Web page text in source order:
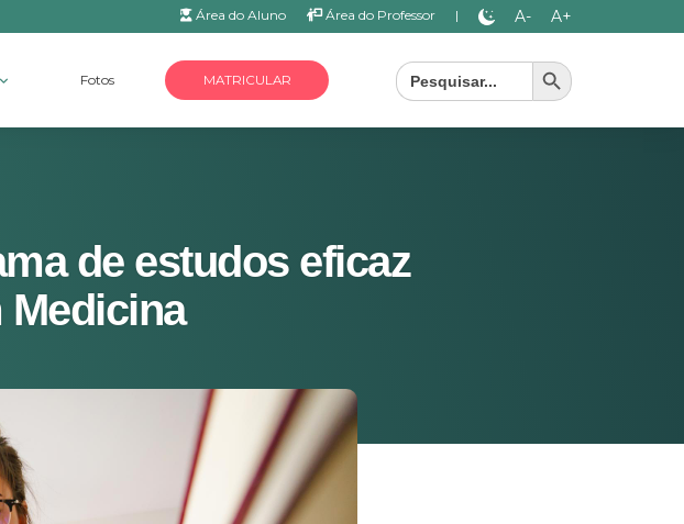
Área do Aluno Área do Professor | A- A+
Fotos MATRICULAR
Search
for:
Search Button
de estudos eficaz
Medicina